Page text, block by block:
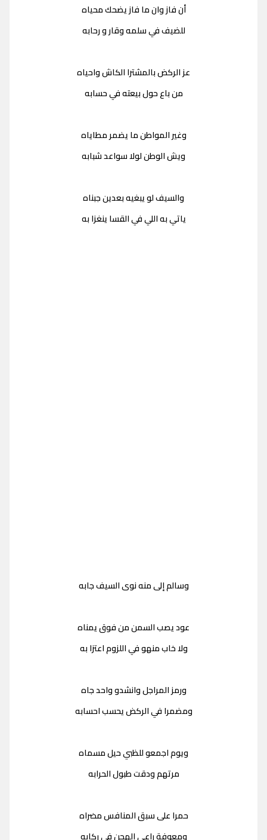
أن فاز وان ما فاز يضحك محياه
للضيف في سلمه وقار و رحابه
عز الركض بالمشترا الكاش واحياه
من باع حول بيعته في حسابه
وغير المواطن ما يضمر مطاياه
ويش الوطن لولا سواعد شبابه
والسيف لو يبغيه بعدين جبناه
ياتي به اللي في القسا ينغزا به
وسالم إلى منه نوى السيف جابه
عود يصب السمن من فوق يمناه
ولا خاب منهو في اللزوم اعتزا به
ورمز المراجل وانشدو واحد جاه
ومضمرا في الركض يحسب احسابه
ويوم اجمعو للظبي حيل مسماه
مرتهم ودقت طبول الحرابه
حمرا على سبق المنافس مضراه
ومعوفة راعي الهجن في ركابه